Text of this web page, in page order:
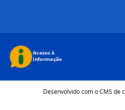
Desenvolvido com o CMS de